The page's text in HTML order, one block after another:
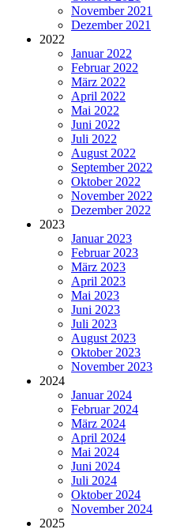
November 2021
Dezember 2021
2022
Januar 2022
Februar 2022
März 2022
April 2022
Mai 2022
Juni 2022
Juli 2022
August 2022
September 2022
Oktober 2022
November 2022
Dezember 2022
2023
Januar 2023
Februar 2023
März 2023
April 2023
Mai 2023
Juni 2023
Juli 2023
August 2023
Oktober 2023
November 2023
2024
Januar 2024
Februar 2024
März 2024
April 2024
Mai 2024
Juni 2024
Juli 2024
Oktober 2024
November 2024
2025